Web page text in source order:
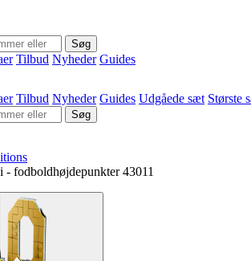
Søg
Tilbud Nyheder Guides
Tilbud Nyheder Guides Udgåede sæt Største
Søg
- fodboldhøjdepunkter 43011